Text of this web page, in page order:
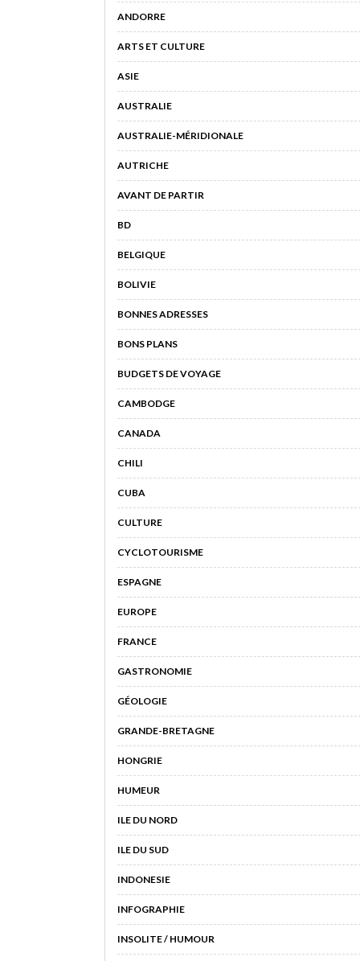
ANDORRE
ARTS ET CULTURE
ASIE
AUSTRALIE
AUSTRALIE-MÉRIDIONALE
AUTRICHE
AVANT DE PARTIR
BD
BELGIQUE
BOLIVIE
BONNES ADRESSES
BONS PLANS
BUDGETS DE VOYAGE
CAMBODGE
CANADA
CHILI
CUBA
CULTURE
CYCLOTOURISME
ESPAGNE
EUROPE
FRANCE
GASTRONOMIE
GÉOLOGIE
GRANDE-BRETAGNE
HONGRIE
HUMEUR
ILE DU NORD
ILE DU SUD
INDONESIE
INFOGRAPHIE
INSOLITE / HUMOUR